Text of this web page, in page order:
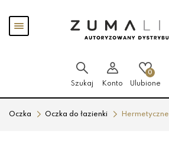
Pokaż
menu
Szukaj Konto
0
Ulubione
Oczka Oczka do łazienki Hermetyczne